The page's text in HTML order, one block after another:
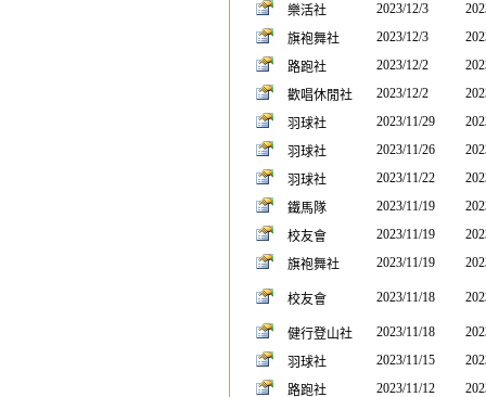
樂活社
2023/12/3
旗袍舞社
2023/12/3
路跑社
2023/12/2
歡唱休閒社
2023/12/2
羽球社
2023/11/29
羽球社
2023/11/26
羽球社
2023/11/22
鐵馬隊
2023/11/19
校友會
2023/11/19
旗袍舞社
2023/11/19
校友會 2023/11/18
健行登山社 2023/11/18
羽球社
2023/11/15
路跑社
2023/11/12